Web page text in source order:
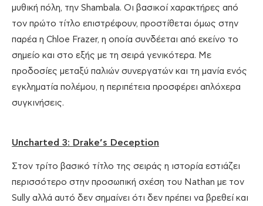
μυθική πόλη, την Shambala. Οι βασικοί χαρακτήρες από
τον πρώτο τίτλο επιστρέφουν, προστίθεται όμως στην
παρέα η Chloe Frazer, η οποία συνδέεται από εκείνο το
σημείο και στο εξής με τη σειρά γενικότερα. Με
προδοσίες μεταξύ παλιών συνεργατών και τη μανία ενός
εγκληματία πολέμου, η περιπέτεια προσφέρει απλόχερα
συγκινήσεις.
Uncharted 3: Drake’s Deception
Στον τρίτο βασικό τίτλο της σειράς η ιστορία εστιάζει
περισσότερο στην προσωπική σχέση του Nathan με τον
Sully αλλά αυτό δεν σημαίνει ότι δεν πρέπει να βρεθεί και